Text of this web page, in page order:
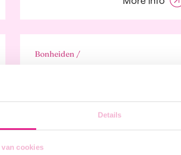
Details
cookies
and
and Publishing
Bonheiden /